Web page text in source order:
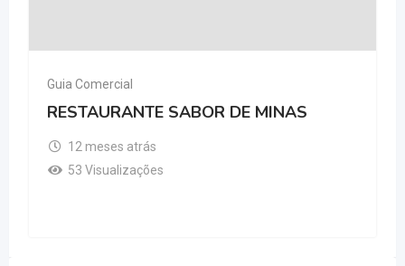
Guia Comercial
RESTAURANTE SABOR DE MINAS
12 meses atrás
53 Visualizações